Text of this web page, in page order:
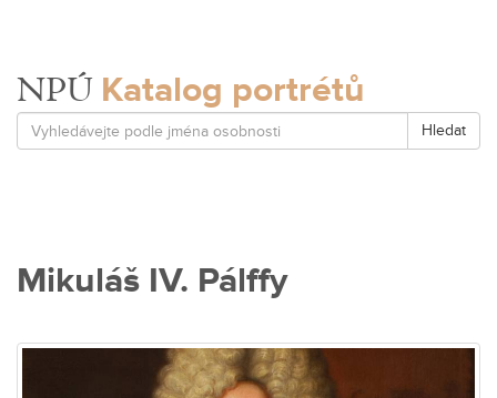
NPÚ Katalog portrétů
Hledat
Mikuláš IV. Pálffy